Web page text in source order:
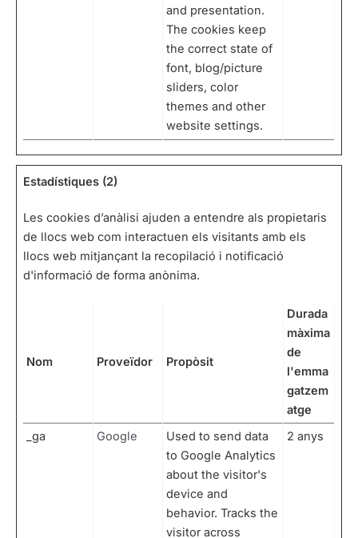
and presentation.
The cookies keep
the correct state of
font, blog/picture
sliders, color
themes and other
website settings.
Estadístiques (2)
Les cookies d’anàlisi ajuden a entendre als propietaris
de llocs web com interactuen els visitants amb els
llocs web mitjançant la recopilació i notificació
d'informació de forma anònima.
Nom Proveïdor Propòsit
Durada
màxima
de
l'emma
gatzem
atge
_ga
Google
Used to send data
to Google Analytics
about the visitor's
device and
behavior. Tracks the
visitor across
2 anys